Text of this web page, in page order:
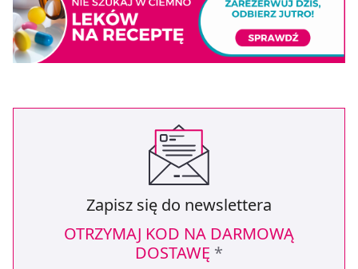
Zapisz się do newslettera
OTRZYMAJ KOD NA DARMOWĄ
DOSTAWĘ *